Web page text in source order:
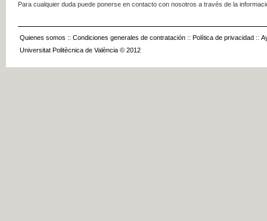
Para cualquier duda puede ponerse en contacto con nosotros a través de la
Quienes somos :: Condiciones generales de contratación :: Política de privacidad ::
Universitat Politècnica de València © 2012